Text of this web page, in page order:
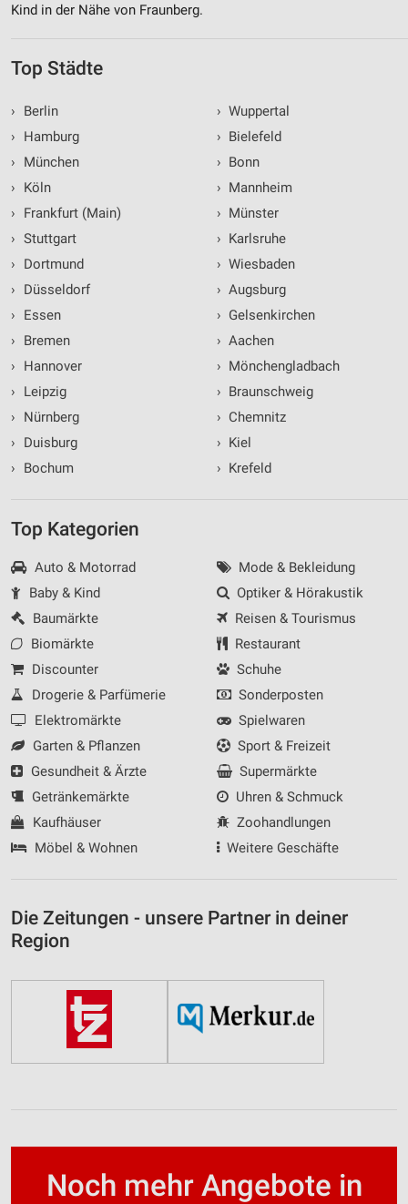
Kind in der Nähe von Fraunberg.
Top Städte
›
Berlin
›
Hamburg
›
München
›
Köln
›
Frankfurt (Main)
› Stuttgart
›
Dortmund
›
Düsseldorf
›
Essen
›
Bremen
›
Hannover
›
Leipzig
›
Nürnberg
›
Duisburg
›
Bochum
› Wuppertal
› Bielefeld
› Bonn
› Mannheim
› Münster
› Karlsruhe
› Wiesbaden
› Augsburg
› Gelsenkirchen
› Aachen
› Mönchengladbach
› Braunschweig
› Chemnitz
› Kiel
› Krefeld
Top Kategorien
Auto & Motorrad
Baby & Kind
Baumärkte
Biomärkte
Discounter
Drogerie & Parfümerie
Elektromärkte
Garten & Pflanzen
Gesundheit & Ärzte
Getränkemärkte
Kaufhäuser
Möbel & Wohnen
Mode & Bekleidung
Optiker & Hörakustik
Reisen & Tourismus
Restaurant
Schuhe
Sonderposten
Spielwaren
Sport & Freizeit
Supermärkte
Uhren & Schmuck
Zoohandlungen
Weitere Geschäfte
Die Zeitungen - unsere Partner in deiner
Region
Noch mehr Angebote in